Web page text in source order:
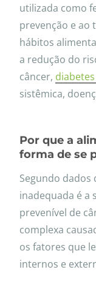
utilizada como
prevenção e ao
hábitos
a redução do
câncer,
sistêmica,
Por que a
forma de se
Segundo dados
inadequada é a
prevenível de
complexa
os fatores que
internos e